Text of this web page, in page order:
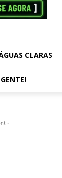
CLARAS
-